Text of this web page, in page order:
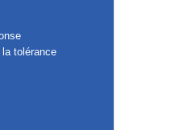
tolérance